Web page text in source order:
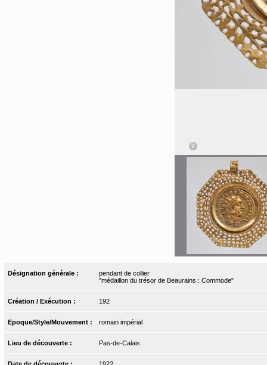
Désignation générale :
pendant de collier
"médaillon du trésor de Beaurains : Commode"
Création / Exécution : 192
Epoque/Style/Mouvement : romain impérial
Lieu de découverte : Pas-de-Calais
Date de découverte : 1922